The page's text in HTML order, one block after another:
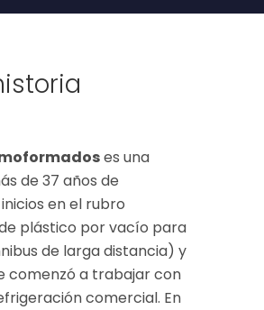
es una
de 37 años de
en el rubro
plástico por vacío para
de larga distancia) y
comenzó a trabajar con
comercial. En